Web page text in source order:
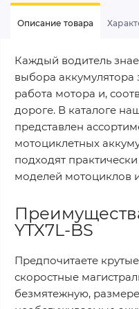
Описание товара
Каждый водитель
выбора аккумулятора
работа мотора и,
дороге. В каталоге
представлен
мотоциклетных
подходят
моделей мотоциклов
YTX7L-BS
Предпочитаете
скоростные
безмятежную,